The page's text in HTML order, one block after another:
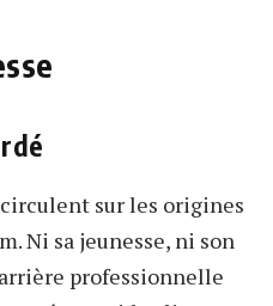
sur les origines
Ni sa jeunesse, ni son
professionnelle